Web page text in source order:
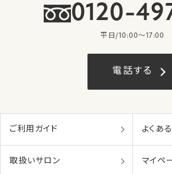
0120-
平日/10:00〜17:00
電話する
ご利用ガイド よくあ
取扱いサロン マイペ